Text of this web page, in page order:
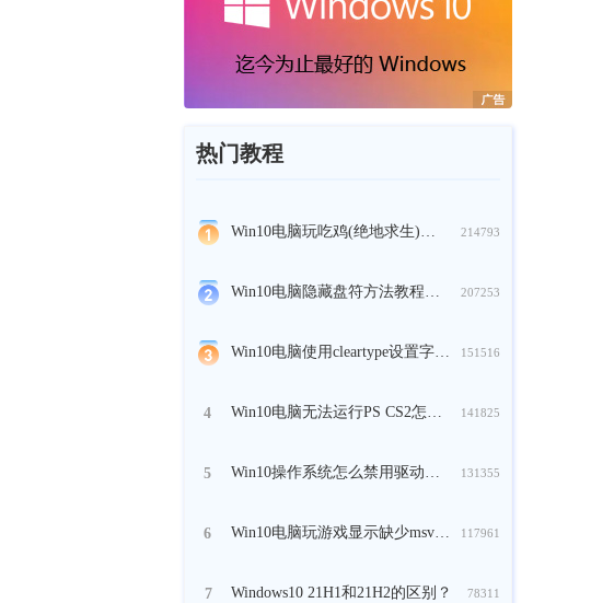
热门教程
Win10电脑玩吃鸡(绝地求生)时崩溃怎么办？ 214793
Win10电脑隐藏盘符方法教程分享 207253
Win10电脑使用cleartype设置字体方法教程 151516
4 Win10电脑无法运行PS CS2怎么解决？ 141825
5 Win10操作系统怎么禁用驱动的强制签名？ 131355
6 Win10电脑玩游戏显示缺少msvcp140.dll怎么办？ 117961
7 Windows10 21H1和21H2的区别？ 78311